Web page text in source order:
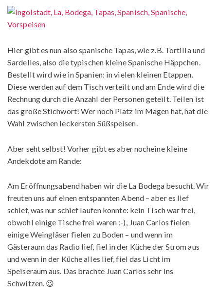
Hier gibt es nun also spanische Tapas, wie z.B. Tortilla und
Sardelles, also die typischen kleine Spanische Häppchen.
Bestellt wird wie in Spanien: in vielen kleinen Etappen.
Diese werden auf dem Tisch verteilt und am Ende wird die
Rechnung durch die Anzahl der Personen geteilt. Teilen ist
das große Stichwort! Wer noch Platz im Magen hat, hat die
Wahl zwischen leckersten Süßspeisen.
Aber seht selbst! Vorher gibt es aber nocheine kleine
Andekdote am Rande:
Am Eröffnungsabend haben wir die La Bodega besucht. Wir
freuten uns auf einen entspannten Abend – aber es lief
schief, was nur schief laufen konnte: kein Tisch war frei,
obwohl einige Tische frei waren :-), Juan Carlos fielen
einige Weingläser fielen zu Boden – und wenn im
Gästeraum das Radio lief, fiel in der Küche der Strom aus
und wenn in der Küche alles lief, fiel das Licht im
Speiseraum aus. Das brachte Juan Carlos sehr ins
Schwitzen. 😉